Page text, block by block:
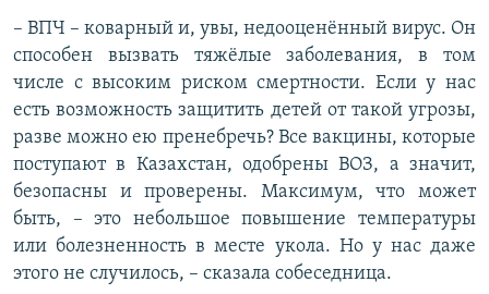
– ВПЧ – коварный и, увы, недооценённый вирус. Он
способен вызвать тяжёлые заболевания, в том
числе с высоким риском смертности. Если у нас
есть возможность защитить детей от такой угрозы,
разве можно ею пренебречь? Все вакцины, которые
поступают в Казахстан, одобрены ВОЗ, а значит,
безопасны и проверены. Максимум, что может
быть, – это небольшое повышение температуры
или болезненность в месте укола. Но у нас даже
этого не случилось, – сказала собеседница.